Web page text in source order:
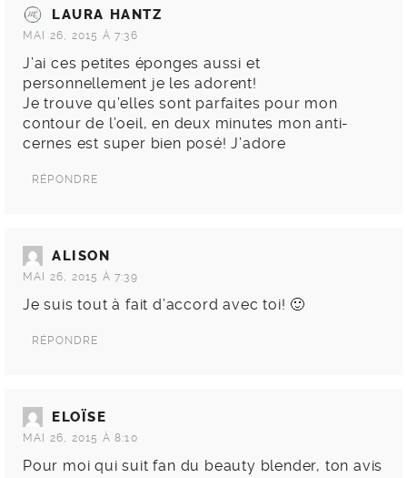
LAURA HANTZ
MAI 26, 2015 À 7:36
J’ai ces petites éponges aussi et
personnellement je les adorent!
Je trouve qu’elles sont parfaites pour mon
contour de l’oeil, en deux minutes mon anti-
cernes est super bien posé! J’adore
RÉPONDRE
ALISON
MAI 26, 2015 À 7:39
Je suis tout à fait d’accord avec toi! 🙂
RÉPONDRE
ELOÏSE
MAI 26, 2015 À 8:10
Pour moi qui suit fan du beauty blender, ton avis